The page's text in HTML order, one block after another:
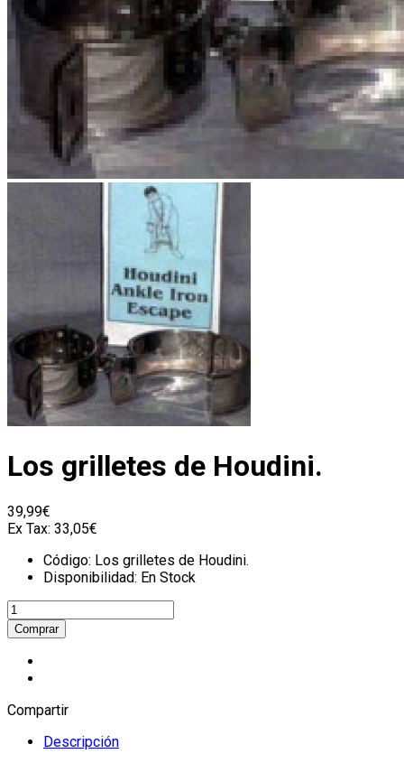
Los grilletes de Houdini.
39,99€
Ex Tax: 33,05€
Código: Los grilletes de Houdini.
Disponibilidad: En Stock
Compartir
Descripción